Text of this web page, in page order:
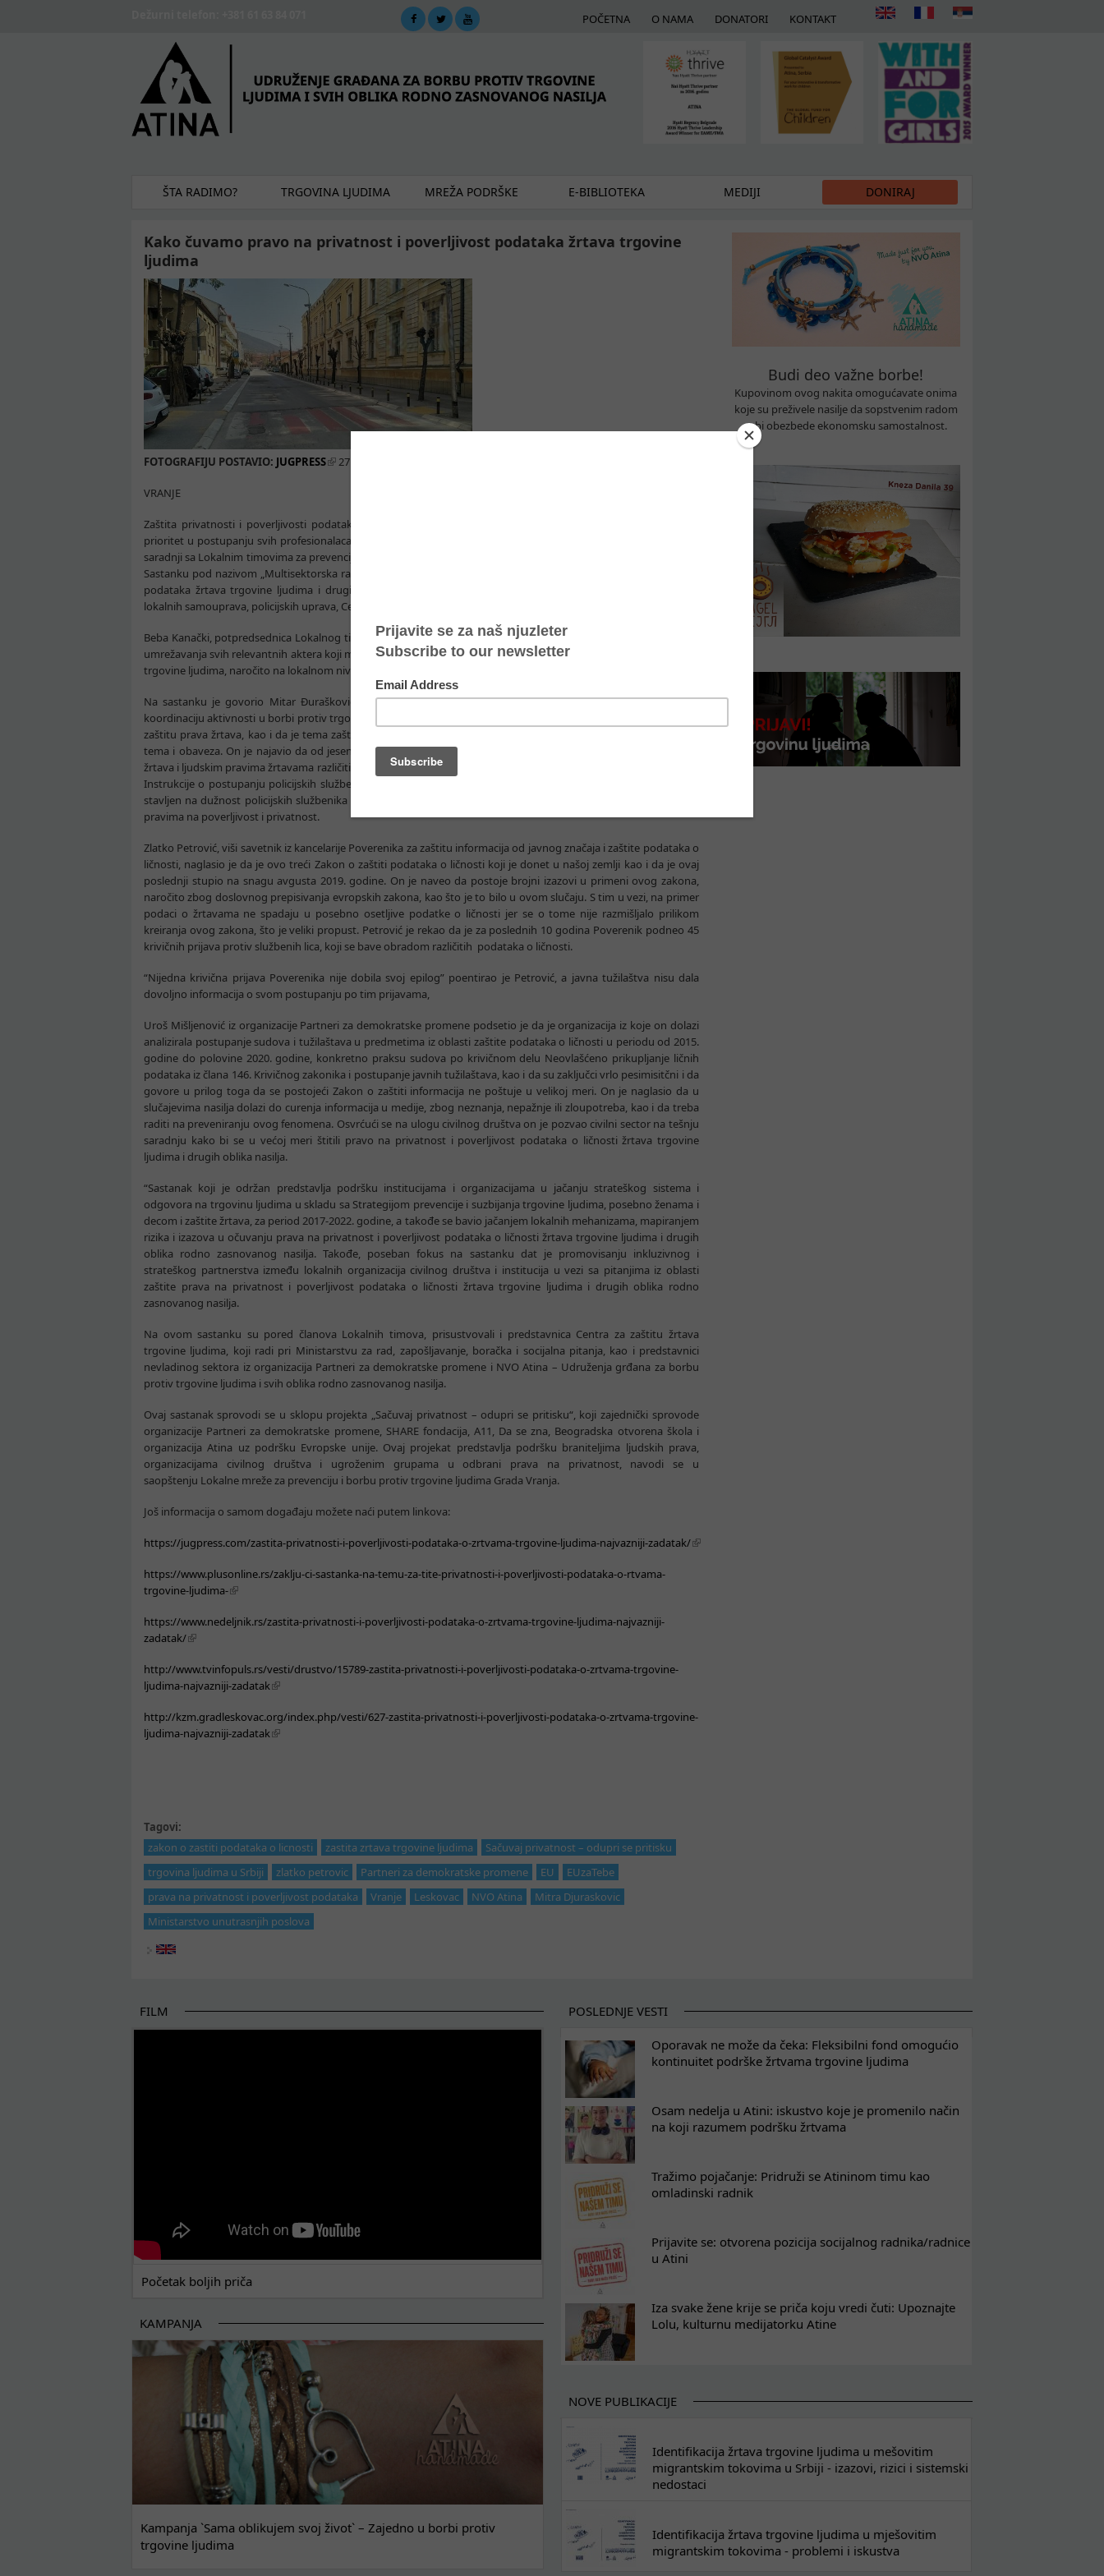
POČETNA O NAMA DONATORI KONTAKT
ŠTA RADIMO? TRGOVINA LJUDIMA MREŽA PODRŠKE E-BIBLIOTEKA MEDIJI DONIRAJ
Kako čuvamo pravo na privatnost i poverljivost podataka žrtava trgovine
ljudima
FOTOGRAFIJU POSTAVIO: JUGPRESS 27. JUNA, 2021
VRANJE
Zaštita privatnosti i poverljivosti podataka o žrtvama trgovine ljudima najvažniji je zadatak koji mora postati
prioritet u postupanju svih profesionalaca koji se bave njihovom zaštitom, zaključak je sastanka koji je održan u
saradnji sa Lokalnim timovima za prevenciju i borbu protiv trgovine ljudima iz Vranja, Leskovca, Pirota i Prokuplja.
Sastanku pod nazivom „Multisektorska razmena lokalnih praksi: Kako čuvamo pravo na privatnost i poverljivost
podataka žrtava trgovine ljudima i drugih oblika rodno zasnovanog nasilja?” prisustvovali su predstavnici/ce
lokalnih samouprava, policijskih uprava, Centara za socijalni rad, Crvenog krsta…
Beba Kanački, potpredsednica Lokalnog tima za borbu protiv trgovine ljudima grada Vranja, pozvala je na tešnje
umrežavanja svih relevantnih aktera koji mogu sprečiti kršenje prava na privatnosti i poverljivost podataka žrtava
trgovine ljudima, naročito na lokalnom nivou, kako bi se sprečila sekundarna viktimizacija žrtava.
Na sastanku je govorio Mitar Đurašković iz Direkcije policije, Kancelarije Ministartsva unutrašnjih poslova za
koordinaciju aktivnosti u borbi protiv trgovine ljudima, osvrćući se na Zakon o policiji koji u više članova predviđa
zaštitu prava žrtava, kao i da je tema zaštite privatnosti i poverljivosti podataka o ličnosti žrtava trgovine važna
tema i obaveza. On je najavio da od jeseni počinju obuke za 50 policijskih službenika baš na temu zaštite prava
žrtava i ljudskim pravima žrtavama različitih krivičnih dela. Posebno je naglasio da je trenutno u finalnoj fazi izrada
Instrukcije o postupanju policijskih službenika u slučaju sumnje na trgovinu ljudima,u kojoj je poseban akcenat
stavljen na dužnost policijskih službenika da pretpostavljenu žrtvu informišu o njenim pravima, između ostalih i
pravima na poverljivost i privatnost.
Zlatko Petrović, viši savetnik iz kancelarije Poverenika za zaštitu informacija od javnog značaja i zaštite podataka o
ličnosti, naglasio je da je ovo treći Zakon o zaštiti podataka o ličnosti koji je donet u našoj zemlji kao i da je ovaj
poslednji stupio na snagu avgusta 2019. godine. On je naveo da postoje brojni izazovi u primeni ovog zakona,
naročito zbog doslovnog prepisivanja evropskih zakona, kao što je to bilo u ovom slučaju. S tim u vezi, na primer
podaci o žrtavama ne spadaju u posebno osetljive podatke o ličnosti jer se o tome nije razmišljalo prilikom
kreiranja ovog zakona, što je veliki propust. Petrović je rekao da je za poslednih 10 godina Poverenik podneo 45
krivičnih prijava protiv službenih lica, koji se bave obradom različitih podataka o ličnosti.
“Nijedna krivična prijava Poverenika nije dobila svoj epilog” poentirao je Petrović, a javna tužilaštva nisu dala
dovoljno informacija o svom postupanju po tim prijavama,
Uroš Mišljenović iz organizacije Partneri za demokratske promene podsetio je da je organizacija iz koje on dolazi
analizirala postupanje sudova i tužilaštava u predmetima iz oblasti zaštite podataka o ličnosti u periodu od 2015.
godine do polovine 2020. godine, konkretno praksu sudova po krivičnom delu Neovlašćeno prikupljanje ličnih
podataka iz člana 146. Krivičnog zakonika i postupanje javnih tužilaštava, kao i da su zaključci vrlo pesimisitčni i da
govore u prilog toga da se postojeći Zakon o zaštiti informacija ne poštuje u velikoj meri. On je naglasio da u
slučajevima nasilja dolazi do curenja informacija u medije, zbog neznanja, nepažnje ili zloupotreba, kao i da treba
raditi na preveniranju ovog fenomena. Osvrćući se na ulogu civilnog društva on je pozvao civilni sector na tešnju
saradnju kako bi se u većoj meri štitili pravo na privatnost i poverljivost podataka o ličnosti žrtava trgovine
ljudima i drugih oblika nasilja.
“Sastanak koji je održan predstavlja podršku institucijama i organizacijama u jačanju strateškog sistema i
odgovora na trgovinu ljudima u skladu sa Strategijom prevencije i suzbijanja trgovine ljudima, posebno ženama i
decom i zaštite žrtava, za period 2017-2022. godine, a takođe se bavio jačanjem lokalnih mehanizama, mapiranjem
rizika i izazova u očuvanju prava na privatnost i poverljivost podataka o ličnosti žrtava trgovine ljudima i drugih
oblika rodno zasnovanog nasilja. Takođe, poseban fokus na sastanku dat je promovisanju inkluzivnog i
strateškog partnerstva između lokalnih organizacija civilnog društva i institucija u vezi sa pitanjima iz oblasti
zaštite prava na privatnost i poverljivost podataka o ličnosti žrtava trgovine ljudima i drugih oblika rodno
zasnovanog nasilja.
Na ovom sastanku su pored članova Lokalnih timova, prisustvovali i predstavnica Centra za zaštitu žrtava
trgovine ljudima, koji radi pri Ministarstvu za rad, zapošljavanje, boračka i socijalna pitanja, kao i predstavnici
nevladinog sektora iz organizacija Partneri za demokratske promene i NVO Atina – Udruženja grđana za borbu
protiv trgovine ljudima i svih oblika rodno zasnovanog nasilja.
Ovaj sastanak sprovodi se u sklopu projekta „Sačuvaj privatnost – odupri se pritisku“, koji zajednički sprovode
organizacije Partneri za demokratske promene, SHARE fondacija, A11, Da se zna, Beogradska otvorena škola i
organizacija Atina uz podršku Evropske unije. Ovaj projekat predstavlja podršku braniteljima ljudskih prava,
organizacijama civilnog društva i ugroženim grupama u odbrani prava na privatnost, navodi se u
saopštenju Lokalne mreže za prevenciju i borbu protiv trgovine ljudima Grada Vranja.
Još informacija o samom događaju možete naći putem linkova:
https://jugpress.com/zastita-privatnosti-i-poverljivosti-podataka-o-zrtvama-trgovine-ljudima-najvazniji-zadatak/
https://www.plusonline.rs/zaklju-ci-sastanka-na-temu-za-tite-privatnosti-i-poverljivosti-podataka-o-rtvama-
trgovine-ljudima-
https://www.nedeljnik.rs/zastita-privatnosti-i-poverljivosti-podataka-o-zrtvama-trgovine-ljudima-najvazniji-
zadatak/
http://www.tvinfopuls.rs/vesti/drustvo/15789-zastita-privatnosti-i-poverljivosti-podataka-o-zrtvama-trgovine-
ljudima-najvazniji-zadatak
http://kzm.gradleskovac.org/index.php/vesti/627-zastita-privatnosti-i-poverljivosti-podataka-o-zrtvama-trgovine-
ljudima-najvazniji-zadatak
Tagovi:
zakon o zastiti podataka o licnosti
zastita zrtava trgovine ljudima
Sačuvaj privatnost – odupri se pritisku
trgovina ljudima u Srbiji
zlatko petrovic Partneri za demokratske promene EU
EUzaTebe
prava na privatnost i poverljivost podataka
Vranje Leskovac NVO Atina
Mitra Djuraskovic
Ministarstvo unutrasnjih poslova
Budi deo važne borbe!
Kupovinom ovog nakita omogućavate onima
koje su preživele nasilje da sopstvenim radom
sebi obezbede ekonomsku samostalnost.
FILM
Početak boljih priča
KAMPANJA
Kampanja `Sama oblikujem svoj život` – Zajedno u borbi protiv
trgovine ljudima
POSLEDNJE VESTI
Oporavak ne može da čeka: Fleksibilni fond omogućio
kontinuitet podrške žrtvama trgovine ljudima
Osam nedelja u Atini: iskustvo koje je promenilo način
na koji razumem podršku žrtvama
Tražimo pojačanje: Pridruži se Atininom timu kao
omladinski radnik
Prijavite se: otvorena pozicija socijalnog radnika/radnice
u Atini
Iza svake žene krije se priča koju vredi čuti: Upoznajte
Lolu, kulturnu medijatorku Atine
NOVE PUBLIKACIJE
Identifikacija žrtava trgovine ljudima u mešovitim
migrantskim tokovima u Srbiji - izazovi, rizici i sistemski
nedostaci
Identifikacija žrtava trgovine ljudima u mješovitim
migrantskim tokovima - problemi i iskustva